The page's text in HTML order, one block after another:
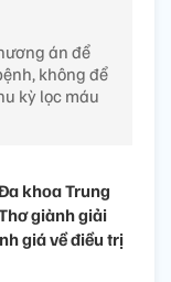
án để
không để
kỳ lọc máu
khoa Trung
giành giải
giá về điều trị